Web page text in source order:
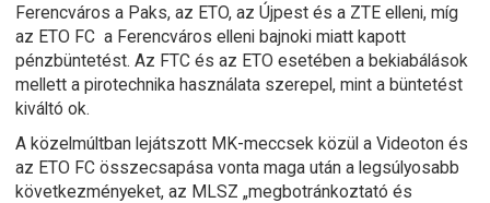
Ferencváros a Paks, az ETO, az Újpest és a ZTE elleni, míg
az ETO FC a Ferencváros elleni bajnoki miatt kapott
pénzbüntetést. Az FTC és az ETO esetében a bekiabálások
mellett a pirotechnika használata szerepel, mint a büntetést
kiváltó ok.
A közelmúltban lejátszott MK-meccsek közül a Videoton és
az ETO FC összecsapása vonta maga után a legsúlyosabb
következményeket, az MLSZ „megbotránkoztató és